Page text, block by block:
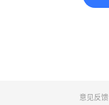
意见反馈